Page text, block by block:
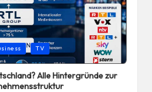
TV
Alle Hintergründe zur